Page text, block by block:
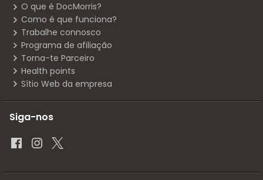
O que é DocMorris?
Como é que funciona?
Trabalhe connosco
Programa de afiliação
Torna-te Parceiro
Health points
Sítio Web da empresa
Siga-nos